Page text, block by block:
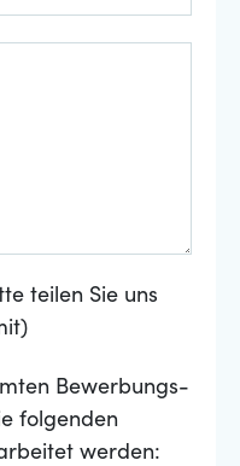
teilen Sie uns
Bewerbungs-
folgenden
werden: